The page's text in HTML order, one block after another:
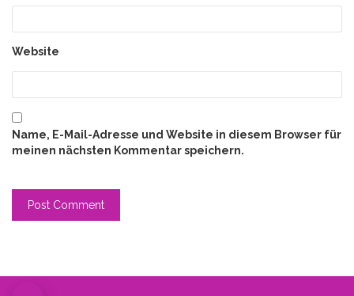
Website
Name, E-Mail-Adresse und Website in diesem Browser für
meinen nächsten Kommentar speichern.